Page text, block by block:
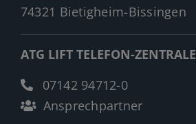
74321 Bietigheim-Bissingen
ATG LIFT TELEFON-ZENTRALE
07142 94712-0
Ansprechpartner